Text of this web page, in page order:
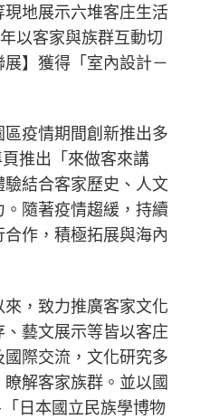
地展示六堆客庄生活
以客家與族群互動切
】獲得「室內設計－
疫情期間創新推出多
推出「來做客來講
結合客家歷史、人文
隨著疫情趨緩，持續
作，積極拓展與海內
，致力推廣客家文化
藝文展示等皆以客庄
際交流，文化研究多
解客家族群。並以國
日本國立民族學博物